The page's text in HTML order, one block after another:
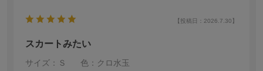
【投稿日：2026.7.30】
スカートみたい
サイズ：Ｓ 色：クロ水玉